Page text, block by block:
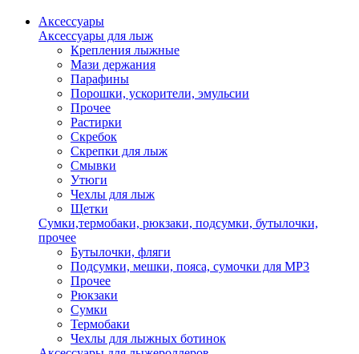
Аксессуары
Аксессуары для лыж
Крепления лыжные
Мази держания
Парафины
Порошки, ускорители, эмульсии
Прочее
Растирки
Скребок
Скрепки для лыж
Смывки
Утюги
Чехлы для лыж
Щетки
Сумки,термобаки, рюкзаки, подсумки, бутылочки,
прочее
Бутылочки, фляги
Подсумки, мешки, пояса, сумочки для MP3
Прочее
Рюкзаки
Сумки
Термобаки
Чехлы для лыжных ботинок